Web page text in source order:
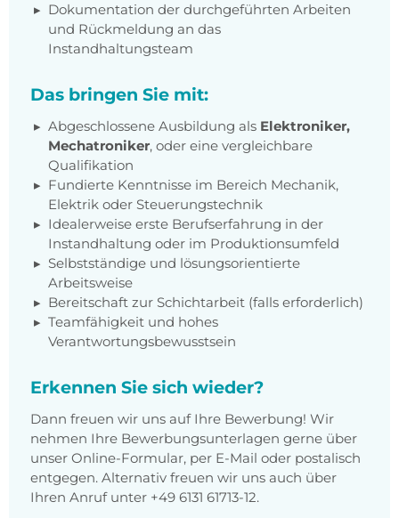
Dokumentation der durchgeführten Arbeiten
und Rückmeldung an das
Instandhaltungsteam
Das bringen Sie mit:
Abgeschlossene Ausbildung als Elektroniker,
Mechatroniker, oder eine vergleichbare
Qualifikation
Fundierte Kenntnisse im Bereich Mechanik,
Elektrik oder Steuerungstechnik
Idealerweise erste Berufserfahrung in der
Instandhaltung oder im Produktionsumfeld
Selbstständige und lösungsorientierte
Arbeitsweise
Bereitschaft zur Schichtarbeit (falls erforderlich)
Teamfähigkeit und hohes
Verantwortungsbewusstsein
Erkennen Sie sich wieder?
Dann freuen wir uns auf Ihre Bewerbung! Wir
nehmen Ihre Bewerbungsunterlagen gerne über
unser Online-Formular, per E-Mail oder postalisch
entgegen. Alternativ freuen wir uns auch über
Ihren Anruf unter +49 6131 61713-12.